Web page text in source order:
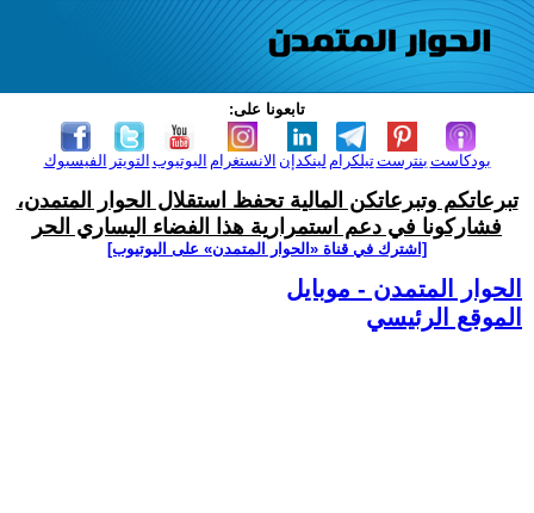
تابعونا على:
الفيسبوك التويتر اليوتيوب الانستغرام لينكدإن تيلكرامبنترست بودكاست
تبرعاتكم وتبرعاتكن المالية تحفظ استقلال الحوار المتمدن،
فشاركونا في دعم استمرارية هذا الفضاء اليساري الحر
[اشترك في قناة ‫«الحوار المتمدن» على اليوتيوب]
الحوار المتمدن - موبايل
الموقع الرئيسي